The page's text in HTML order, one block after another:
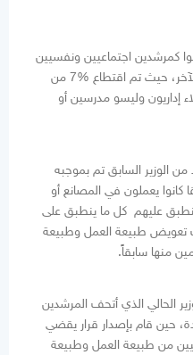
كمرشدين اجتماعيين ونفسيين
بالقرارات المجحفة بحقهم الواحد تلو الآخر، حيث تم اقتطاع %7 من
إداريون وليسو مدرسين أو
من الوزير السابق تم بموجبه
يعملون في المصانع أو
عليهم كل ما ينطبق على
تعويض طبيعة العمل وطبيعة
منها سابقاً.
الحالي الذي أتحف المرشدين
حين قام بإصدار قرار يقضي
من طبيعة العمل وطبيعة